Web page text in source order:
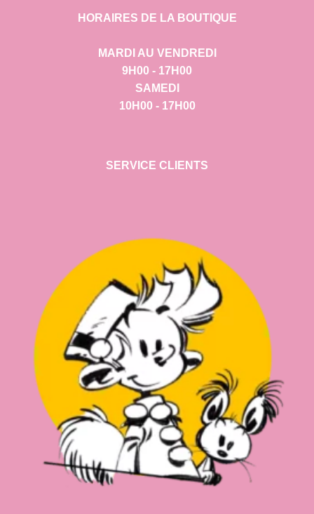
HORAIRES DE LA BOUTIQUE
MARDI AU VENDREDI
9H00 - 17H00
SAMEDI
10H00 - 17H00
SERVICE CLIENTS